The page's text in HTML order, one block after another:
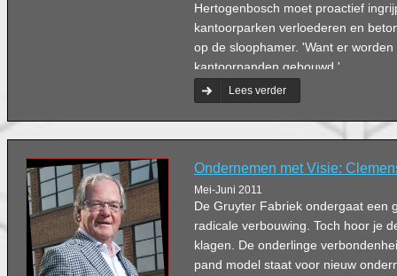
Hertogenbosch moet proactief
kantoorparken verloederen en
op de sloophamer. 'Want er
kantoorpanden gebouwd.'
Lees verder
Ondernemen met Visie:
Mei-Juni 2011
De Gruyter Fabriek ondergaat een
radicale verbouwing. Toch hoor je
klagen. De onderlinge
pand model staat voor nieuw